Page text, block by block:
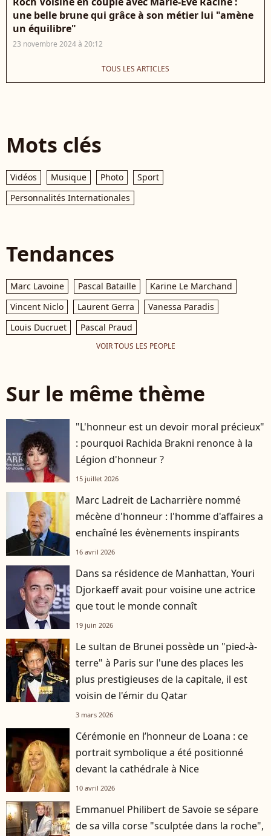
une belle brune qui grâce à son métier lui "amène
un équilibre"
23 novembre 2024 à 20:12
TOUS LES ARTICLES
Mots clés
Vidéos Musique Photo
Sport
Personnalités Internationales
Tendances
Marc Lavoine Pascal Bataille
Karine Le Marchand
Vincent Niclo
Laurent Gerra
Vanessa Paradis
Louis Ducruet
Pascal Praud
VOIR TOUS LES PEOPLE
Sur le même thème
"L'honneur est un devoir moral précieux"
: pourquoi Rachida Brakni renonce à la
Légion d'honneur ?
15 juillet 2026
Marc Ladreit de Lacharrière nommé
mécène d'honneur : l'homme d'affaires a
enchaîné les évènements inspirants
16 avril 2026
Dans sa résidence de Manhattan, Youri
Djorkaeff avait pour voisine une actrice
que tout le monde connaît
19 juin 2026
Le sultan de Brunei possède un "pied-à-
terre" à Paris sur l'une des places les
plus prestigieuses de la capitale, il est
voisin de l'émir du Qatar
3 mars 2026
Cérémonie en l’honneur de Loana : ce
portrait symbolique a été positionné
devant la cathédrale à Nice
10 avril 2026
Emmanuel Philibert de Savoie se sépare
de sa villa corse "sculptée dans la roche",